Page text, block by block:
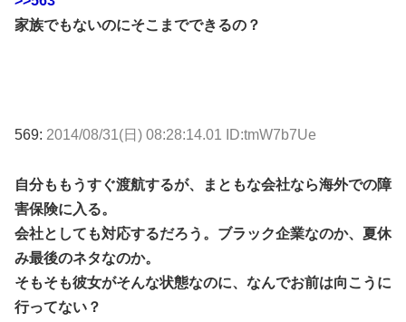
家族でもないのにそこまでできるの？
569: 2014/08/31(日) 08:28:14.01 ID:tmW7b7Ue
自分ももうすぐ渡航するが、まともな会社なら海外での障
害保険に入る。
会社としても対応するだろう。ブラック企業なのか、夏休
み最後のネタなのか。
そもそも彼女がそんな状態なのに、なんでお前は向こうに
行ってない？